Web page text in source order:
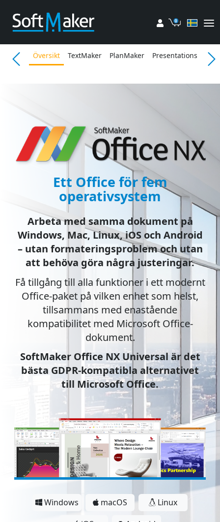
Mitt konto
Kundvagn
Översikt TextMaker PlanMaker Presentations
Ett Office för fem
operativsystem
Arbeta med samma dokument på
Windows, Mac, Linux, iOS och Android
– utan formateringsproblem och utan
att behöva göra några justeringar.
Få tillgång till alla funktioner i ett modernt
Office-paket på vilken enhet som helst,
tillsammans med enastående
kompatibilitet med Microsoft Office-
dokument.
SoftMaker Office NX Universal är det
bästa GDPR-kompatibla alternativet
till Microsoft Office.
Windows macOS
Linux